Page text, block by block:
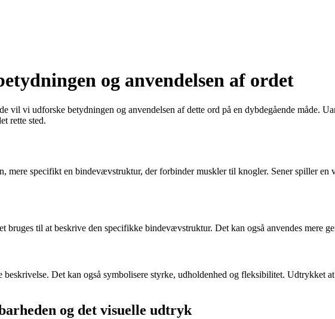
og anvendelsen af ordet
vil vi udforske betydningen og anvendelsen af dette ord på en dybdegående måde.
rette sted.
mere specifikt en bindevævstruktur, der forbinder muskler til knogler. Sener spiller
til at beskrive den specifikke bindevævstruktur. Det kan også anvendes mere
Det kan også symbolisere styrke, udholdenhed og fleksibilitet. Udtrykket
og det visuelle udtryk